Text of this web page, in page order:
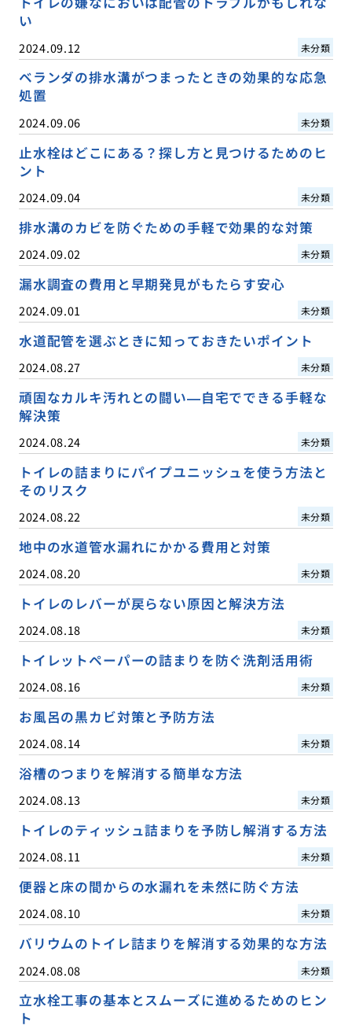
い
2024.09.12 未分類
ベランダの排水溝がつまったときの効果的な応急
処置
2024.09.06 未分類
止水栓はどこにある？探し方と見つけるためのヒ
ント
2024.09.04 未分類
排水溝のカビを防ぐための手軽で効果的な対策
2024.09.02 未分類
漏水調査の費用と早期発見がもたらす安心
2024.09.01 未分類
水道配管を選ぶときに知っておきたいポイント
2024.08.27 未分類
頑固なカルキ汚れとの闘い—自宅でできる手軽な
解決策
2024.08.24 未分類
トイレの詰まりにパイプユニッシュを使う方法と
そのリスク
2024.08.22 未分類
地中の水道管水漏れにかかる費用と対策
2024.08.20 未分類
トイレのレバーが戻らない原因と解決方法
2024.08.18 未分類
トイレットペーパーの詰まりを防ぐ洗剤活用術
2024.08.16 未分類
お風呂の黒カビ対策と予防方法
2024.08.14 未分類
浴槽のつまりを解消する簡単な方法
2024.08.13 未分類
トイレのティッシュ詰まりを予防し解消する方法
2024.08.11 未分類
便器と床の間からの水漏れを未然に防ぐ方法
2024.08.10 未分類
バリウムのトイレ詰まりを解消する効果的な方法
2024.08.08 未分類
立水栓工事の基本とスムーズに進めるためのヒン
ト